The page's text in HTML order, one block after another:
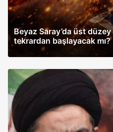
Beyaz Saray’da üst düzey
tekrardan başlayacak mı?